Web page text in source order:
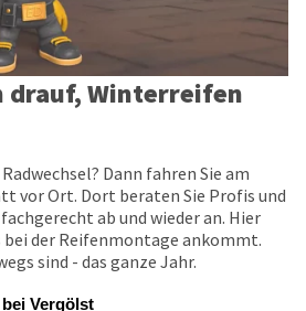
drauf, Winterreifen
Dann fahren Sie am
vor Ort. Dort beraten Sie Profis und
ab und wieder an. Hier
bei der Reifenmontage ankommt.
sind - das ganze Jahr.
Vergölst